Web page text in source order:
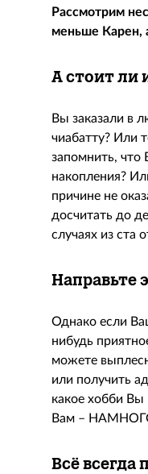
Рассмотрим
меньше Карен,
А стоит ли
Вы заказали в
чиабатту? Или
запомнить,
накопления?
причине не
досчитать до
случаях из ста
Направьте
Однако если
нибудь
можете
или получить
какое хобби Вы
Вам –
Всё всегда